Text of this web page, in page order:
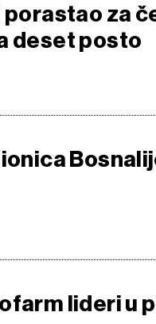
za
deset posto
lideri u